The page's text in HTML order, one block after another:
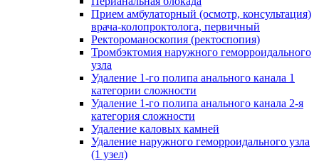
Прием амбулаторный (осмотр, консультация)
врача-колопроктолога, первичный
Ректороманоскопия (ректоспопия)
Тромбэктомия наружного геморроидального
узла
Удаление 1-го полипа анального канала 1
категории сложности
Удаление 1-го полипа анального канала 2-я
категория сложности
Удаление каловых камней
Удаление наружного геморроидального узла
(1 узел)